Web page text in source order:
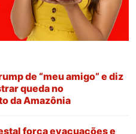
de “meu amigo” e diz
queda no
da Amazônia
força evacuações e